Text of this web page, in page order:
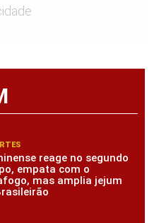
reage no segundo
empata com o
mas amplia jejum